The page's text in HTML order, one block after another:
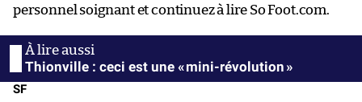
personnel soignant et continuez à lire So Foot.com.
Thionville : ceci est une « mini-révolution »
SF